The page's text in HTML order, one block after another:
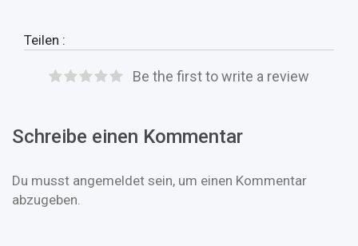
Teilen :
Be the first to write a review
Schreibe einen Kommentar
Du musst angemeldet sein, um einen Kommentar
abzugeben.